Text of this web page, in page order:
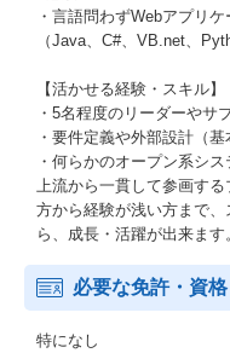
・言語問わずWebアプリ
（Java、C#、VB.net、
【活かせる経験・スキル】
・5名程度のリーダーやサ
・要件定義や外部設計（
・何らかのオープン系シ
上流から一貫して参画す
方から経験が浅い方まで
ら、成長・活躍が出来ます
必要な免許・資格
特になし